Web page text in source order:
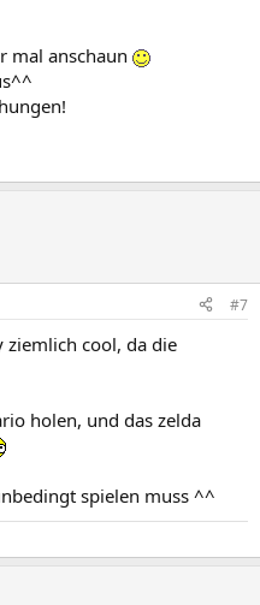
mal anschaun
#7
ziemlich cool, da die
holen, und das zelda
spielen muss ^^